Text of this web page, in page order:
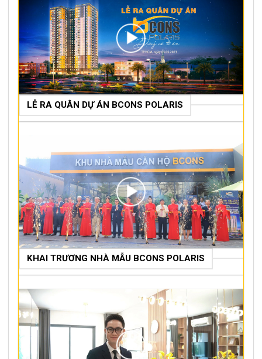
LỄ RA QUÂN DỰ ÁN BCONS POLARIS
KHAI TRƯƠNG NHÀ MẪU BCONS POLARIS